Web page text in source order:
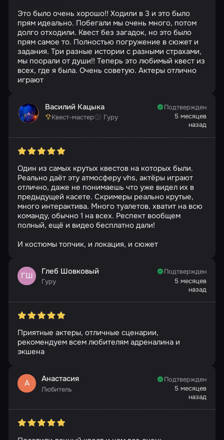
Это было очень хорошо!! Ходили в 3 и это было
прям идеально. Побегали мы очень много, потом
долго отходили. Квест без загадок, но это было
прям самое то. Полностью погружение в сюжет и
задания. Три разные истории с разными страхами,
мы поорали от души!! Теперь это любимый квест из
всех, где я была. Очень советую. Актеры отлично
играют
Василий Кацыка
Квест-мастер Гуру
Подтвержден
5 месяцев
назад
Один из самых крутых квестов на которых были.
Реально даёт эту атмосферу vhs, актёры играют
отлично, даже не понимаешь что уже видел их в
предыдущей касете. Скримеры реально крутые,
много интерактива. Много туалетов, хватит на всю
команду, обычно 1 на всех. Респект вообщем
полный, ещё и видео бесплатно дали!
И костюмы топчик, и локация, и сюжет
ГШ Глеб Шовковый
Гуру
Подтвержден
5 месяцев
назад
Приятные актеры, отличные сценарии,
рекомендуем всем любителям адреналина и
экшена
А Анастасия
Любитель
Подтвержден
5 месяцев
назад